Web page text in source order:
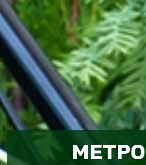
МЕТРО